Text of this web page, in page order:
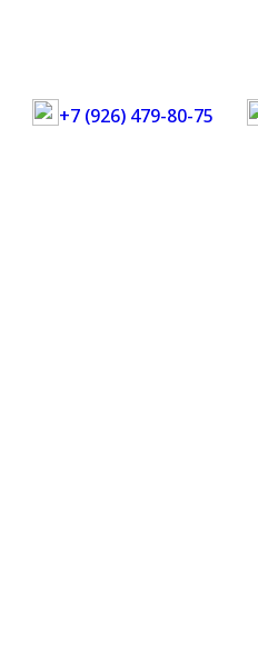
+7 (926) 479-80-75